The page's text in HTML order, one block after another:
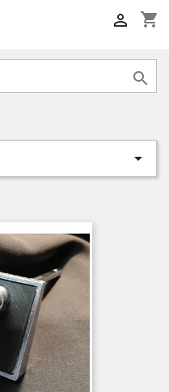
shopping_cart


